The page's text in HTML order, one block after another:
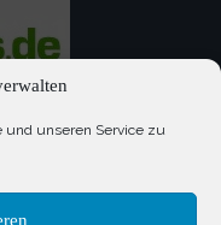
und unseren Service zu